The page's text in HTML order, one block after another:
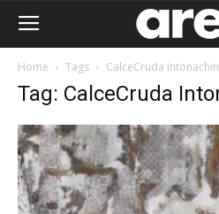
Home Tags CalceCruda
Tag: CalceCruda